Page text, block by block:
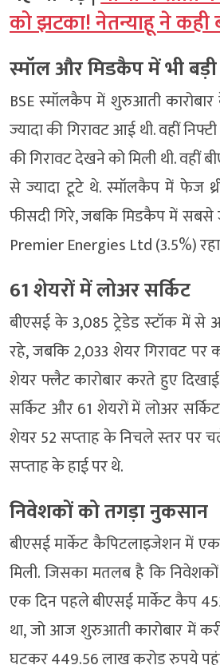
को झटका! नेतन्याहू ने कही
स्‍मॉल और मिडकैप में भी बड़ी
BSE स्‍मॉलकैप में शुरुआती
ज्‍यादा की गिरावट आई थी. वहीं
की गिरावट देखने को मिली थी.
से ज्‍यादा टूटे थे. स्‍मॉलकैप में फेज
फीसदी गिरे, जबकि मिडकैप में सबसे
Premier Energies Ltd (3.5%)
61 शेयरों में लोअर सर्किट
बीएसई के 3,085 ट्रेडेड स्‍टॉक में
रहे, जबकि 2,033 शेयर गिरावट पर
शेयर फ्लैट कारोबार करते हुए
सर्किट और 61 शेयरों में लोअर
शेयर 52 सप्‍ताह के निचले स्‍तर पर
सप्‍ताह के हाई पर थे.
निवेशकों को तगड़ा नुकसान
बीएसई मार्केट कैपिटलाइजेशन में
मिली. जिसका मतलब है कि
एक दिन पहले बीएसई मार्केट कैप
था, जो आज शुरुआती कारोबार में
घटकर 449.56 लाख करोड़ रुपये